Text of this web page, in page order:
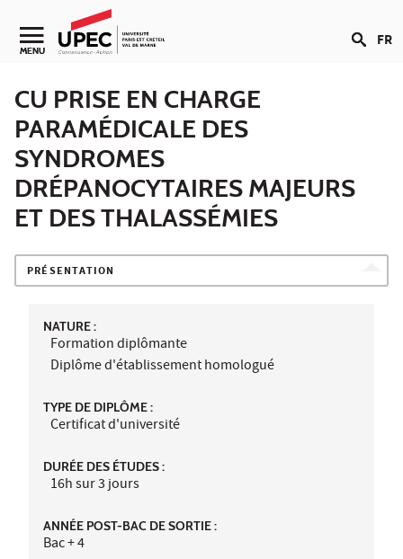
Aller au contenu
Navigation secondaire
MENU FR
CU PRISE EN CHARGE
PARAMÉDICALE DES
SYNDROMES
DRÉPANOCYTAIRES MAJEURS
ET DES THALASSÉMIES
PRÉSENTATION
NATURE :
Formation diplômante
Diplôme d'établissement homologué
TYPE DE DIPLÔME :
Certificat d'université
DURÉE DES ÉTUDES :
16h sur 3 jours
ANNÉE POST-BAC DE SORTIE :
Bac + 4